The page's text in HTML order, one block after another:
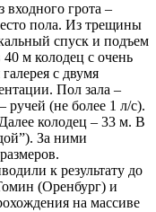
грота –
пола. Из трещины
спуск и подъем
м колодец с очень
с двумя
Пол зала –
ручей (не более 1 л/с).
колодец – 33 м. В
За ними
к результату до
(Оренбург) и
на массиве